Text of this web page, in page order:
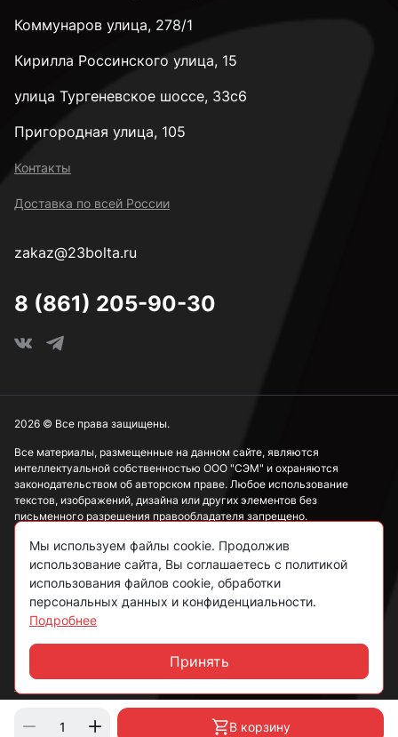
В корзину
Коммунаров улица, 278/1
Кирилла Россинского улица, 15
улица Тургеневское шоссе, 33с6
Пригородная улица, 105
Контакты
Доставка по всей России
zakaz@23bolta.ru
8 (861) 205-90-30
Все материалы, размещенные на данном сайте, являются
интеллектуальной собственностью ООО "СЭМ" и охраняются
законодательством об авторском праве. Любое использование
текстов, изображений, дизайна или других элементов без
письменного разрешения правообладателя запрещено.
Информация, представленная на сайте, носит исключительно
ознакомительный характер и не может рассматриваться как
публичная оферта в соответствии со ст. 437 ГК РФ.
Политика конфиденциальности
Согласие на обработку данных
Пользовательское соглашение
2026 © Все права защищены.
Мы используем файлы cookie. Продолжив
использование сайта, Вы соглашаетесь с политикой
использования файлов cookie, обработки
персональных данных и конфиденциальности.
Подробнее
Принять
Чат